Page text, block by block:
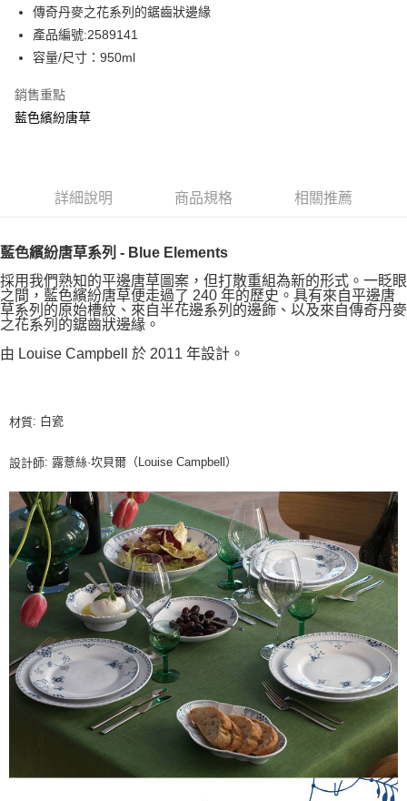
傳奇丹麥之花系列的鋸齒狀邊緣
產品編號:2589141
容量/尺寸：950ml
銷售重點
藍色繽紛唐草
詳細說明 商品規格 相關推薦
藍色繽紛唐草系列 - Blue Elements
採用我們熟知的平邊唐草圖案，但打散重組為新的形式。一眨眼
之間，藍色繽紛唐草便走過了 240 年的歷史。具有來自平邊唐
草系列的原始槽紋、來自半花邊系列的邊飾、以及來自傳奇丹麥
之花系列的鋸齒狀邊緣。
由 Louise Campbell 於 2011 年設計。
材質: 白瓷
設計師: 露薏絲·坎貝爾（Louise Campbell）